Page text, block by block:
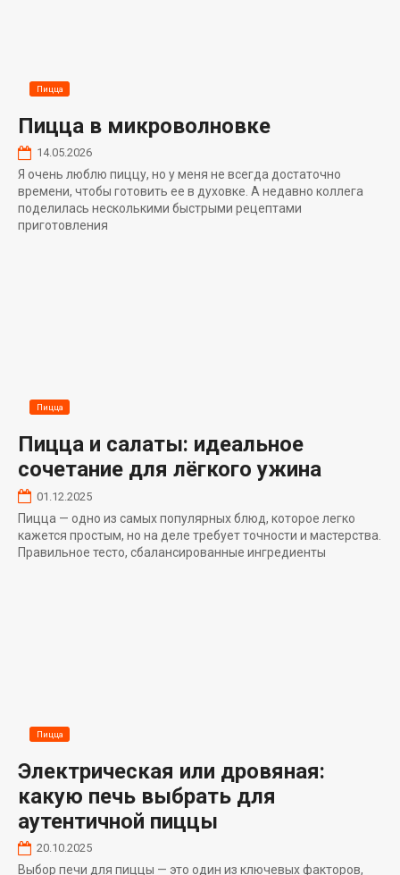
Пицца
Пицца в микроволновке
14.05.2026
Я очень люблю пиццу, но у меня не всегда достаточно
времени, чтобы готовить ее в духовке. А недавно коллега
поделилась несколькими быстрыми рецептами
приготовления
Пицца
Пицца и салаты: идеальное
сочетание для лёгкого ужина
01.12.2025
Пицца — одно из самых популярных блюд, которое легко
кажется простым, но на деле требует точности и мастерства.
Правильное тесто, сбалансированные ингредиенты
Пицца
Электрическая или дровяная:
какую печь выбрать для
аутентичной пиццы
20.10.2025
Выбор печи для пиццы — это один из ключевых факторов,